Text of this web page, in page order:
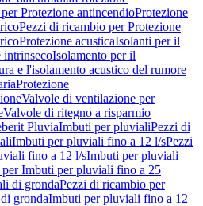
Protezione antincendioProtezione
Pezzi di ricambio per Protezione
Protezione acusticaIsolanti per il
intrinsecoIsolamento per il
e l'isolamento acustico del rumore
Protezione
Valvole di ventilazione per
Valvole di ritegno a risparmio
PluviaImbuti per pluvialiPezzi di
Imbuti per pluviali fino a 12 l/sPezzi
fino a 12 l/sImbuti per pluviali
Imbuti per pluviali fino a 25
di grondaPezzi di ricambio per
grondaImbuti per pluviali fino a 12